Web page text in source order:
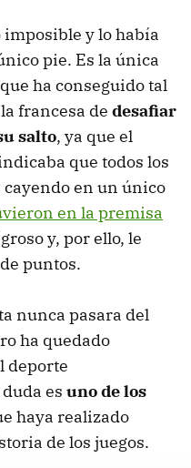
y lo había
pie. Es la única
ha conseguido tal
francesa de desafiar
salto, ya que el
que todos los
en un único
en la premisa
y, por ello, le
puntos.
nunca pasara del
ha quedado
deporte
es uno de los
haya realizado
de los juegos.